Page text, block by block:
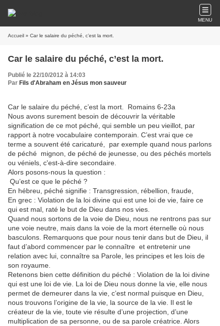
MENU
Accueil » Car le salaire du péché, c’est la mort.
Car le salaire du péché, c’est la mort.
Publié le 22/10/2012 à 14:03
Par Fils d'Abraham en Jésus mon sauveur
Car le salaire du péché, c’est la mort. Romains 6-23a
Nous avons surement besoin de découvrir la véritable
signification de ce mot péché, qui semble un peu vieillot, par
rapport à notre vocabulaire contemporain. C’est vrai que ce
terme a souvent été caricaturé, par exemple quand nous parlons
de péché mignon, de péché de jeunesse, ou des péchés mortels
ou véniels, c'est-à-dire secondaire.
Alors posons-nous la question :
Qu’est ce que le péché ?
En hébreu, péché signifie : Transgression, rébellion, fraude,
En grec : Violation de la loi divine qui est une loi de vie, faire ce
qui est mal, raté le but de Dieu dans nos vies.
Quand nous sortons de la voie de Dieu, nous ne rentrons pas sur
une voie neutre, mais dans la voie de la mort éternelle où nous
basculons. Remarquons que pour nous tenir dans but de Dieu, il
faut d’abord commencer par le connaître et entretenir une
relation avec lui, connaître sa Parole, les principes et les lois de
son royaume.
Retenons bien cette définition du péché : Violation de la loi divine
qui est une loi de vie. La loi de Dieu nous donne la vie, elle nous
permet de demeurer dans la vie, c’est normal puisque en Dieu,
nous trouvons l’origine de la vie, la source de la vie. Il est le
créateur de la vie, toute vie résulte d’une projection, d’une
multiplication de sa personne, ou de sa parole créatrice. Alors